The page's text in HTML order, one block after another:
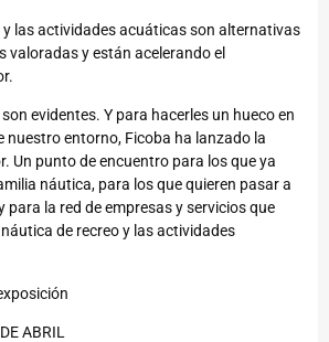
y las actividades acuáticas son alternativas
valoradas y están acelerando el
evidentes. Y para hacerles un hueco en
nuestro entorno, Ficoba ha lanzado la
Un punto de encuentro para los que ya
náutica, para los que quieren pasar a
para la red de empresas y servicios que
de recreo y las actividades
ABRIL